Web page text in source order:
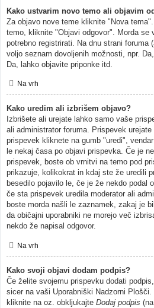
Kako ustvarim novo temo ali objavim
Za objavo nove teme kliknite "Nova
temo, kliknite "Objavi odgovor". Morda se
potrebno registrirati. Na dnu strani foruma
voljo seznam dovoljenih možnosti, npr.
Da, lahko objavite priponke itd.
Na vrh
Kako uredim ali izbrišem objavo?
Izbrišete ali urejate lahko samo vaše
ali administrator foruma. Prispevek
prispevek kliknete na gumb "uredi",
le nekaj časa po objavi prispevka. Če je
prispevek, boste ob vrnitvi na temo pod
prikazuje, kolikokrat in kdaj ste že uredili
besedilo pojavilo le, če je že nekdo podal
če sta prispevek uredila moderator ali
boste morda našli le zaznamek, zakaj je
da običajni uporabniki ne morejo več
nekdo že napisal odgovor.
Na vrh
Kako svoji objavi dodam podpis?
Če želite svojemu prispevku dodati
sicer na vaši Uporabniški Nadzorni
kliknite na oz. obkljukajte Dodaj podpis